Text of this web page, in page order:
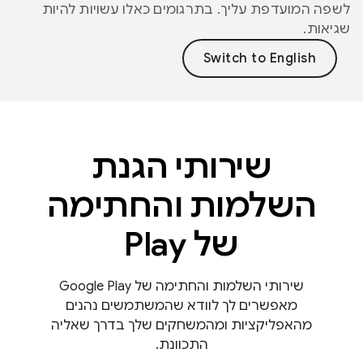
לשפה המועדפת עליך. בתרגומים כאלו עשויות להיות
שגיאות.
שירותי הגנת
השלמות והחתימה
של Play
שירותי השלמות והחתימה של Google Play
מאפשרים לך לוודא שהמשתמשים נהנים
מהאפליקציות ומהמשחקים שלך בדרך שאליה
התכוונת.